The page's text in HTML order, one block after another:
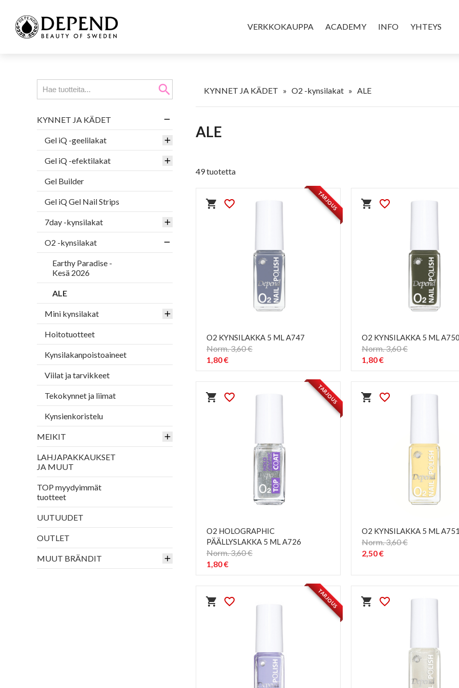
VERKKOKAUPPA ACADEMY INFO YHTEYS
search
KYNNET JA KÄDET
Gel iQ -geelilakat
Gel iQ -efektilakat
Gel Builder
Gel iQ Gel Nail Strips
7day -kynsilakat
O2 -kynsilakat
Earthy Paradise -
Kesä 2026
ALE
Mini kynsilakat
Hoitotuotteet
Kynsilakanpoistoaineet
Viilat ja tarvikkeet
Tekokynnet ja liimat
Kynsienkoristelu
MEIKIT
LAHJAPAKKAUKSET
JA MUUT
TOP myydyimmät
tuotteet
UUTUUDET
OUTLET
MUUT BRÄNDIT
KYNNET JA KÄDET » O2 -kynsilakat » ALE
ALE
49 tuotetta
shopping_cart favorite_border TARJOUS
O2 KYNSILAKKA 5 ML A747
Norm. 3,60 €
1,80 €
shopping_cart favorite_border
O2 KYNSILAKKA 5 ML A750
Norm. 3,60 €
1,80 €
shopping_cart favorite_border TARJOUS
O2 HOLOGRAPHIC
PÄÄLLYSLAKKA 5 ML A726
Norm. 3,60 €
1,80 €
shopping_cart favorite_border
O2 KYNSILAKKA 5 ML A751
Norm. 3,60 €
2,50 €
shopping_cart favorite_border TARJOUS shopping_cart favorite_border